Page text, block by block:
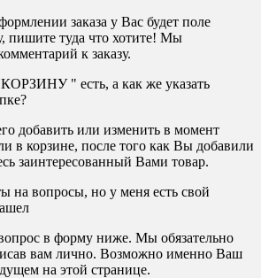
заказа у Вас будет поле
пишите туда что хотите! Мы
к заказу.
" есть, а как же указать
добавить или изменить в момент
в корзине, после того как Вы добавили
заинтересованный Вами товар.
на вопросы, но у меня есть свой
в форму ниже. Мы обязательно
вам лично. Возможно именно Ваш
на этой странице.